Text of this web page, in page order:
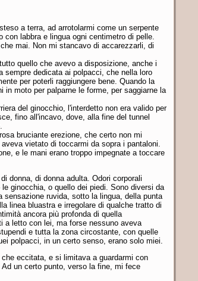
a terra, ad arrotolarmi come un serpente
con labbra e lingua ogni centimetro di pelle.
mai. Non mi stancavo di accarezzarli, di
quello che avevo a disposizione, anche i
sempre dedicata ai polpacci, che nella loro
per poterli raggiungere bene. Quando la
in moto per palparne le forme, per saggiarne la
del ginocchio, l'interdetto non era valido per
fino all'incavo, dove, alla fine del tunnel
bruciante erezione, che certo non mi
vietato di toccarmi da sopra i pantaloni.
e le mani erano troppo impegnate a toccare
donna, di donna adulta. Odori corporali
ginocchia, o quello dei piedi. Sono diversi da
ruvida, sotto la lingua, della punta
linea bluastra e irregolare di qualche tratto di
ancora più profonda di quella
a letto con lei, ma forse nessuno aveva
e tutta la zona circostante, con quelle
polpacci, in un certo senso, erano solo miei.
eccitata, e si limitava a guardarmi con
un certo punto, verso la fine, mi fece